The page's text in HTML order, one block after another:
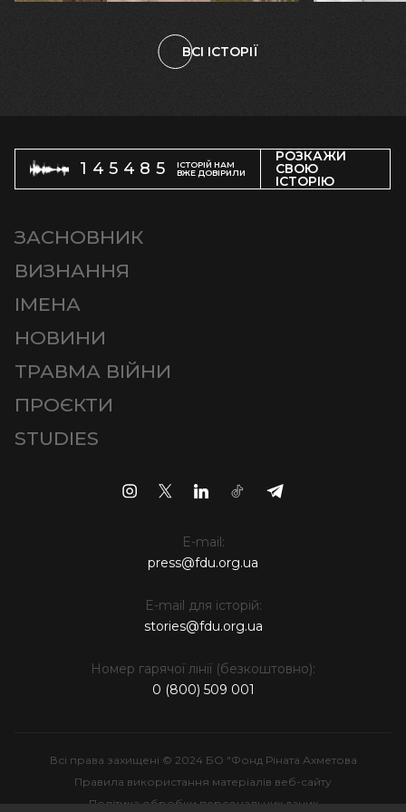
ВСІ ІСТОРІЇ
145485
ІСТОРІЙ НАМ
ВЖЕ ДОВІРИЛИ
РОЗКАЖИ
СВОЮ
ІСТОРІЮ
ЗАСНОВНИК
ВИЗНАННЯ
ІМЕНА
НОВИНИ
ТРАВМА ВІЙНИ
ПРОЄКТИ
STUDIES
E-mail:
press@fdu.org.ua
E-mail для історій:
stories@fdu.org.ua
Номер гарячої лінії (безкоштовно):
0 (800) 509 001
Всі права захищені © 2024 БО "Фонд Ріната Ахметова
Правила використання матеріалів веб-сайту
Політика обробки персональних даних